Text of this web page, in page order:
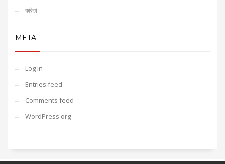
কবিতা
META
Log in
Entries feed
Comments feed
WordPress.org